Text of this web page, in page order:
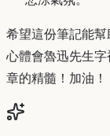
希望這份筆記能
心體會魯迅先生
章的精髓！加油！